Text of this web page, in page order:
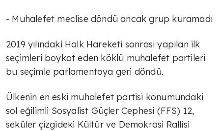
- Muhalefet meclise döndü ancak grup kuramadı
2019 yılındaki Halk Hareketi sonrası yapılan ilk
seçimleri boykot eden köklü muhalefet partileri
bu seçimle parlamentoya geri döndü.
Ülkenin en eski muhalefet partisi konumundaki
sol eğilimli Sosyalist Güçler Cephesi (FFS) 12,
seküler çizgideki Kültür ve Demokrasi Rallisi